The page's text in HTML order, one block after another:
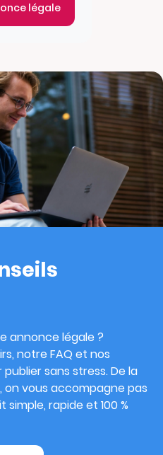
légale
annonce légale ?
notre FAQ et nos
sans stress. De la
vous accompagne pas
rapide et 100 %